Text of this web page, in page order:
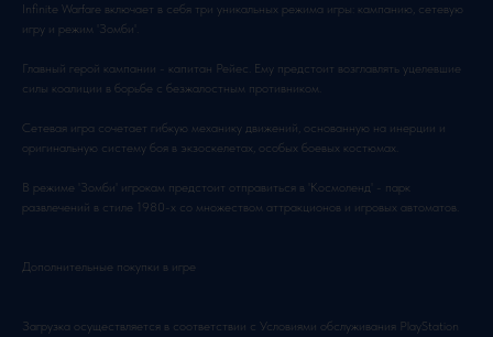
Infinite Warfare включает в себя три уникальных режима игры: кампанию, cетевую
игру и режим 'Зомби'.
Главный герой кампании - капитан Рейес. Ему предстоит возглавлять уцелевшие
силы коалиции в борьбе с безжалостным противником.
Сетевая игра сочетает гибкую механику движений, основанную на инерции и
оригинальную систему боя в экзоскелетах, особых боевых костюмах.
В режиме 'Зомби' игрокам предстоит отправиться в 'Космоленд' - парк
развлечений в стиле 1980-х со множеством аттракционов и игровых автоматов.
Дополнительные покупки в игре
Загрузка осуществляется в соответствии с Условиями обслуживания PlayStation